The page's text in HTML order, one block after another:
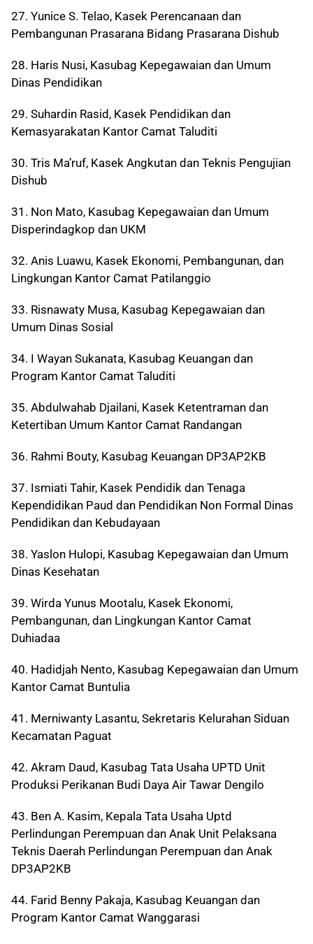
27. Yunice S. Telao, Kasek Perencanaan dan
Pembangunan Prasarana Bidang Prasarana Dishub
28. Haris Nusi, Kasubag Kepegawaian dan Umum
Dinas Pendidikan
29. Suhardin Rasid, Kasek Pendidikan dan
Kemasyarakatan Kantor Camat Taluditi
30. Tris Ma’ruf, Kasek Angkutan dan Teknis Pengujian
Dishub
31. Non Mato, Kasubag Kepegawaian dan Umum
Disperindagkop dan UKM
32. Anis Luawu, Kasek Ekonomi, Pembangunan, dan
Lingkungan Kantor Camat Patilanggio
33. Risnawaty Musa, Kasubag Kepegawaian dan
Umum Dinas Sosial
34. I Wayan Sukanata, Kasubag Keuangan dan
Program Kantor Camat Taluditi
35. Abdulwahab Djailani, Kasek Ketentraman dan
Ketertiban Umum Kantor Camat Randangan
36. Rahmi Bouty, Kasubag Keuangan DP3AP2KB
37. Ismiati Tahir, Kasek Pendidik dan Tenaga
Kependidikan Paud dan Pendidikan Non Formal Dinas
Pendidikan dan Kebudayaan
38. Yaslon Hulopi, Kasubag Kepegawaian dan Umum
Dinas Kesehatan
39. Wirda Yunus Mootalu, Kasek Ekonomi,
Pembangunan, dan Lingkungan Kantor Camat
Duhiadaa
40. Hadidjah Nento, Kasubag Kepegawaian dan Umum
Kantor Camat Buntulia
41. Merniwanty Lasantu, Sekretaris Kelurahan Siduan
Kecamatan Paguat
42. Akram Daud, Kasubag Tata Usaha UPTD Unit
Produksi Perikanan Budi Daya Air Tawar Dengilo
43. Ben A. Kasim, Kepala Tata Usaha Uptd
Perlindungan Perempuan dan Anak Unit Pelaksana
Teknis Daerah Perlindungan Perempuan dan Anak
DP3AP2KB
44. Farid Benny Pakaja, Kasubag Keuangan dan
Program Kantor Camat Wanggarasi